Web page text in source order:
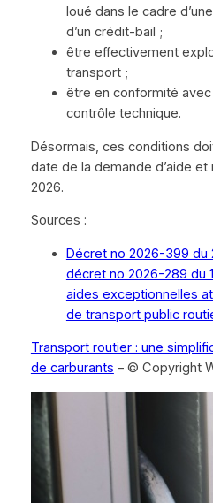
loué dans le cadre
d’un crédit-bail ;
être effectivement
transport ;
être en conformité
contrôle technique.
Désormais, ces conditions
date de la demande d’aide et
2026.
Sources :
Décret no 2026-399 du
décret no 2026-289 du
aides exceptionnelles
de transport public
Transport routier : une
de carburants – © Copyright